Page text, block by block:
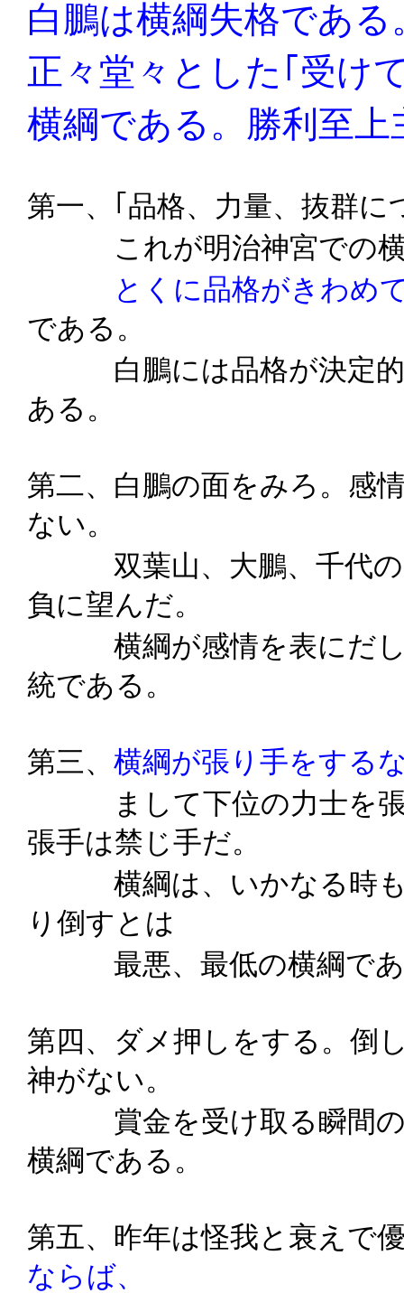
白鵬は横綱失格であ
正々堂々とした｢受け
横綱である。勝利至上
第一、｢品格、力量、抜群に
これが明治神宮での横
とくに品格がきわめ
である。
白鵬には品格が決定的
ある。
第二、白鵬の面をみろ。感
ない。
双葉山、大鵬、千代の
負に望んだ。
横綱が感情を表にだし
統である。
第三、 横綱が張り手をする
まして下位の力士を張
張手は禁じ手だ。
横綱は、いかなる時
り倒すとは
最悪、最低の横綱であ
第四、ダメ押しをする。倒
神がない。
賞金を受け取る瞬間の
横綱である。
第五、昨年は怪我と衰えで
ならば、